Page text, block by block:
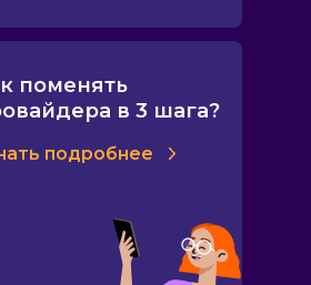
поменять
в 3 шага?
подробнее